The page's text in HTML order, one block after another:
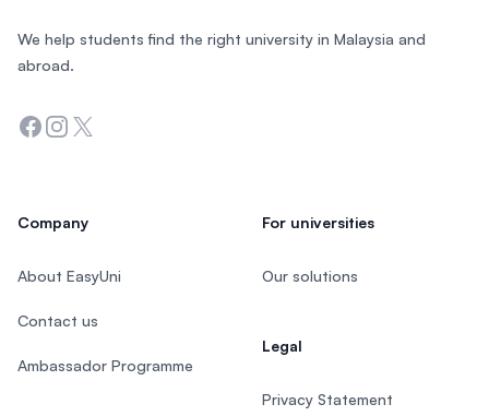
We help students find the right university in Malaysia and
abroad.
Facebook
Instagram
Twitter
Company
About EasyUni
Contact us
Ambassador Programme
For universities
Our solutions
Legal
Privacy Statement